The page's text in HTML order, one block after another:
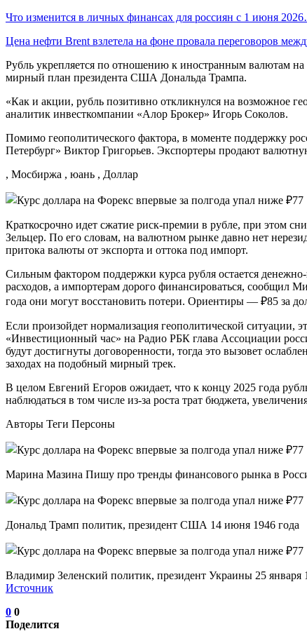
Что изменится в личных финансах для россиян с 1 июня
Цена нефти Brent взлетела на фоне провала переговоров
Рубль укрепляется по отношению к иностранным валютам
мирный план президента США Дональда Трампа.
«Как и акции, рубль позитивно откликнулся на возможное
аналитик инвесткомпании «Алор Брокер» Игорь Соколов.
Помимо геополитического фактора, в моменте поддержку
Петербург» Виктор Григорьев. Экспортеры продают
, Мосбиржа , юань , Доллар
Краткосрочно идет сжатие риск-премии в рубле, при этом
Зельцер. По его словам, на валютном рынке давно нет
притока валюты от экспорта и оттока под импорт.
Сильным фактором поддержки курса рубля остается
расходов, а импортерам дорого финансироваться, сообщил
года они могут восстановить потери. Ориентиры — ₽85 за
Если произойдет нормализация геополитической ситуации,
«Инвестиционный час» на Радио РБК глава Ассоциации
будут достигнуты договоренности, тогда это вызовет
заходах на подобный мирный трек.
В целом Евгений Егоров ожидает, что к концу 2025 года
наблюдаться в том числе из-за роста трат бюджета,
Авторы Теги Персоны
Марина Мазина Пишу про тренды финансового рынка в
Дональд Трамп политик, президент США 14 июня 1946 года
Владимир Зеленский политик, президент Украины 25 января
Источник
0 0
Поделится